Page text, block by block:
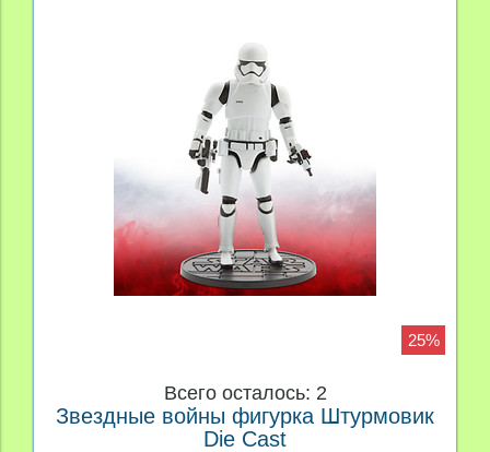
25%
Всего осталось: 2
Звездные войны фигурка Штурмовик
Die Cast